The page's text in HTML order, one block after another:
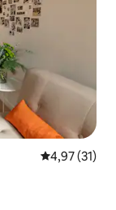
Просечна
4,97 (31)